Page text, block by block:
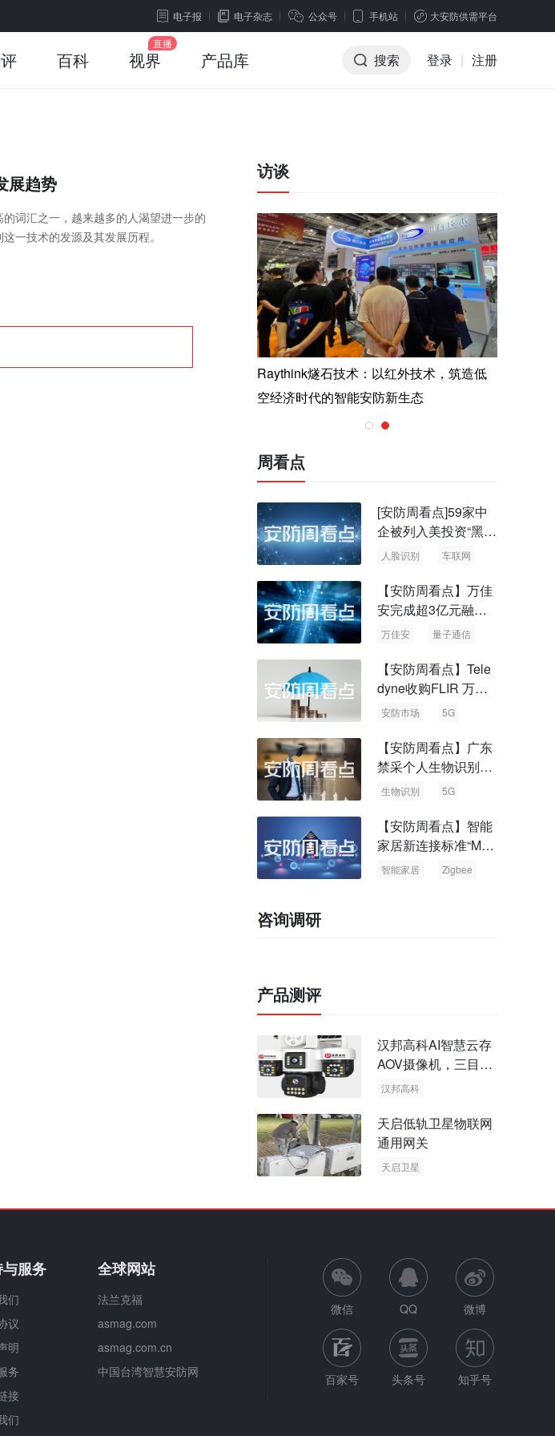
电子报 电子杂志 公众号 手机站 大安防供需平台
百科 视界 产品库 搜索 登录 | 注册
展趋势
词汇之一，越来越多的人渴望进一步的
一技术的发源及其发展历程。
访谈
智联航空：无人机赋能应急救援与医疗运
Raythink燧石技术：以红外技术，筑造低
空经济时代的智能安防新生态
周看点
[安防周看点]59家中
企被列入美投资“黑名
单” 中国信通院启动
人脸识别 车联网
【安防周看点】万佳
安完成超3亿元融资
国内首批量子通信标
万佳安 量子通信
【安防周看点】Tele
dyne收购FLIR 万物
云新品牌“万御安防”
安防市场 5G
【安防周看点】广东
禁采个人生物识别信
息 中国5G基站占全
生物识别 5G
【安防周看点】智能
家居新连接标准“Matt
er” Zigbee联盟更名
智能家居 Zigbee
咨询调研
产品测评
汉邦高科AI智慧云存
AOV摄像机，三目太
阳能多摄球机
汉邦高科
太阳能多摄球机
天启低轨卫星物联网
通用网关
天启卫星
服务
们
议
明
务
接
们
全球网站
法兰克福
asmag.com
asmag.com.cn
中国台湾智慧安防网
微信 QQ 微博
百家号 头条号 知乎号